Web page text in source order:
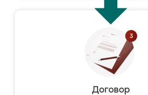
Договор